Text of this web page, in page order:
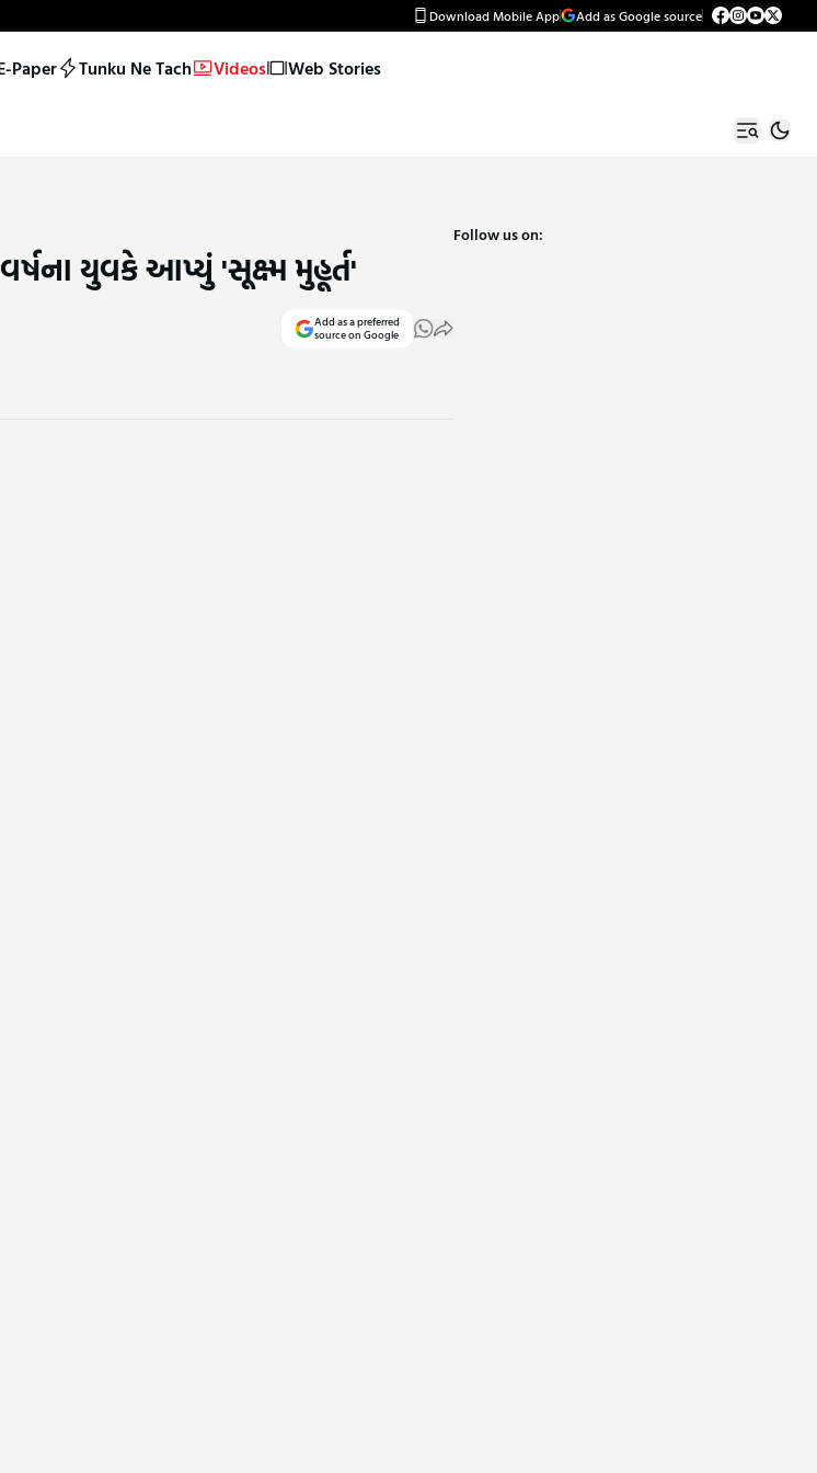
Download Mobile App Add as Google source
Paper Tunku Ne Tach Videos Web Stories
યુવકે આપ્યું 'સૂક્ષ્મ મુહૂર્ત'
Add as a preferred
source on Google
Follow us on: